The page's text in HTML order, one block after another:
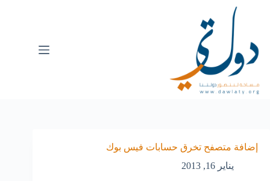
إضافة متصفح تخرق حسابات فيس بوك
يناير 16, 2013